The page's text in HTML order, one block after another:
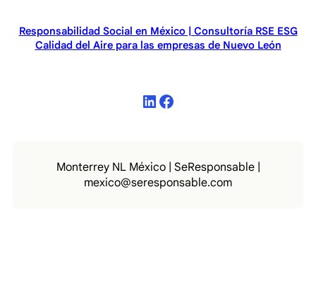
Responsabilidad Social en México | Consultoría RSE ESG
Calidad del Aire para las empresas de Nuevo León
LinkedIn Facebook
Monterrey NL México | SeResponsable |
mexico@seresponsable.com